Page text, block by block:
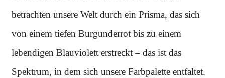
betrachten unsere Welt durch ein Prisma, das sich
von einem tiefen Burgunderrot bis zu einem
lebendigen Blauviolett erstreckt – das ist das
Spektrum, in dem sich unsere Farbpalette entfaltet.